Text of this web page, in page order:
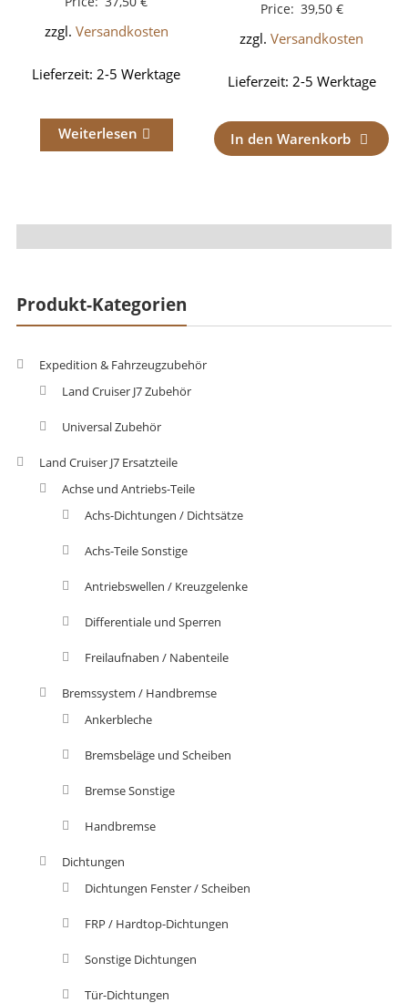
zzgl. Versandkosten
Lieferzeit:2-5 Werktage
Weiterlesen
Price: 39,50 €
zzgl.Versandkosten
Lieferzeit: 2-5 Werktage
In den Warenkorb
Produkt-Kategorien
Expedition & Fahrzeugzubehör
Land Cruiser J7 Zubehör
Universal Zubehör
Land Cruiser J7 Ersatzteile
Achse und Antriebs-Teile
Achs-Dichtungen / Dichtsätze
Achs-Teile Sonstige
Antriebswellen / Kreuzgelenke
Differentiale und Sperren
Freilaufnaben / Nabenteile
Bremssystem / Handbremse
Ankerbleche
Bremsbeläge und Scheiben
Bremse Sonstige
Handbremse
Dichtungen
Dichtungen Fenster / Scheiben
FRP / Hardtop-Dichtungen
Sonstige Dichtungen
Tür-Dichtungen